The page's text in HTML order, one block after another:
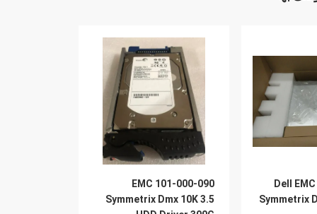
101-000-090 EMC
Symmetrix Dmx 10K 3.5
090-000-121 Dell EMC
Symmetrix